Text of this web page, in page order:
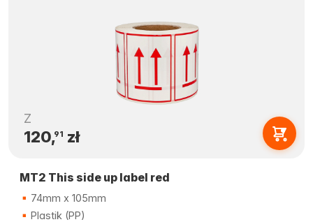
Z
120,91 zł
MT2 This side up label red
74mm x 105mm
Plastik (PP)